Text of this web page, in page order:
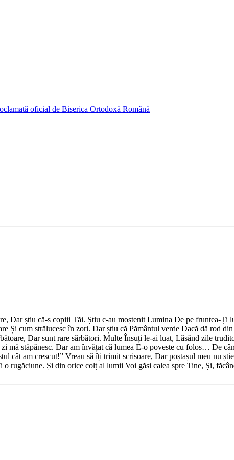
oficial de Biserica Ortodoxă Română
Dar știu că-s copiii Tăi. Știu c-au moștenit Lumina De pe fruntea-
Și cum strălucesc în zori. Dar știu că Pământul verde Dacă dă rod
Dar sunt rare sărbători. Multe Însuți le-ai luat, Lăsând zile
mă stăpânesc. Dar am învățat că lumea E-o poveste cu folos… De
cât am crescut!” Vreau să îți trimit scrisoare, Dar poștașul meu nu
rugăciune. Și din orice colț al lumii Voi găsi calea spre Tine, Și,